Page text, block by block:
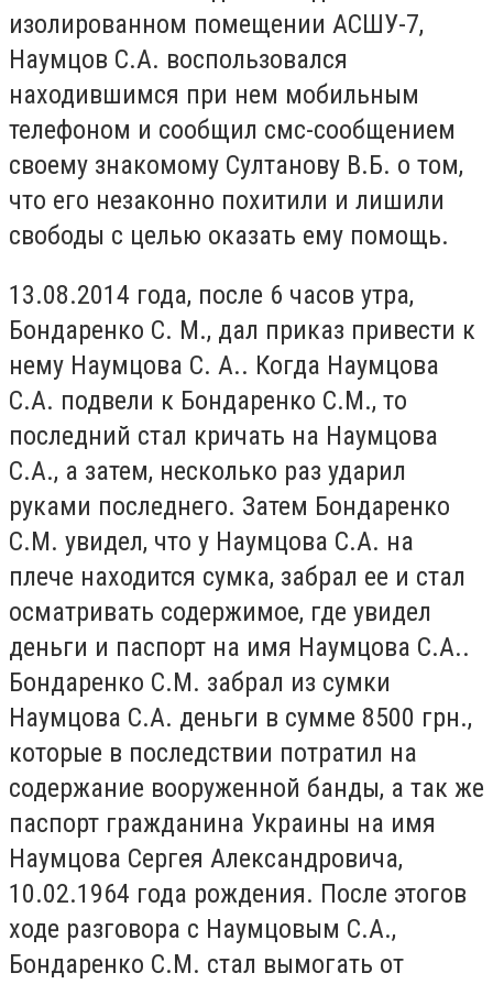
изолированном помещении АСШУ-7,
Наумцов С.А. воспользовался
находившимся при нем мобильным
телефоном и сообщил смс-сообщением
своему знакомому Султанову В.Б. о том,
что его незаконно похитили и лишили
свободы с целью оказать ему помощь.
13.08.2014 года, после 6 часов утра,
Бондаренко С. М., дал приказ привести к
нему Наумцова С. А.. Когда Наумцова
С.А. подвели к Бондаренко С.М., то
последний стал кричать на Наумцова
С.А., а затем, несколько раз ударил
руками последнего. Затем Бондаренко
С.М. увидел, что у Наумцова С.А. на
плече находится сумка, забрал ее и стал
осматривать содержимое, где увидел
деньги и паспорт на имя Наумцова С.А..
Бондаренко С.М. забрал из сумки
Наумцова С.А. деньги в сумме 8500 грн.,
которые в последствии потратил на
содержание вооруженной банды, а так же
паспорт гражданина Украины на имя
Наумцова Сергея Александровича,
10.02.1964 года рождения. После этогов
ходе разговора с Наумцовым С.А.,
Бондаренко С.М. стал вымогать от